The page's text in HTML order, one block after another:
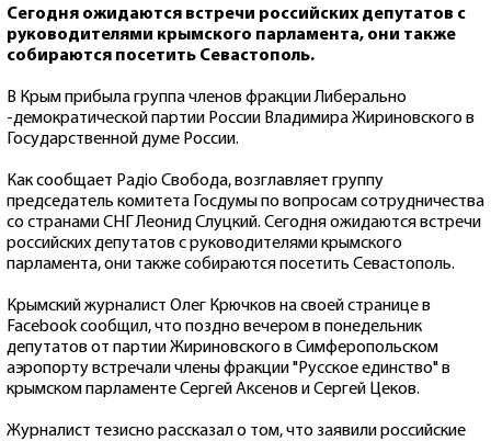
Сегодня ожидаются встречи российских депутатов с
руководителями крымского парламента, они также
собираются посетить Севастополь.
В Крым прибыла группа членов фракции Либерально
-демократической партии России Владимира Жириновского в
Государственной думе России.
Как сообщает Радіо Свобода, возглавляет группу
председатель комитета Госдумы по вопросам сотрудничества
со странами СНГ Леонид Слуцкий. Сегодня ожидаются встречи
российских депутатов с руководителями крымского
парламента, они также собираются посетить Севастополь.
Крымский журналист Олег Крючков на своей странице в
Facebook сообщил, что поздно вечером в понедельник
депутатов от партии Жириновского в Симферопольском
аэропорту встречали члены фракции "Русское единство" в
крымском парламенте Сергей Аксенов и Сергей Цеков.
Журналист тезисно рассказал о том, что заявили российские